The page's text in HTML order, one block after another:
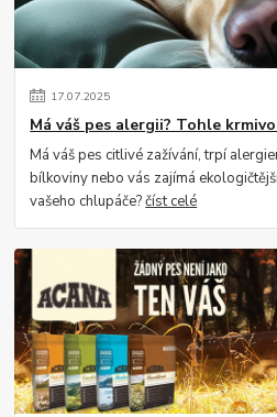
17.07.2025
Má váš pes alergii? Tohle
Má váš pes citlivé zažívání, trpí
bílkoviny nebo vás zajímá
vašeho chlupáče?číst celé